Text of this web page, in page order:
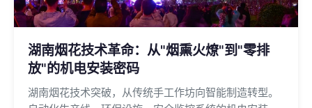
湖南烟花技术革命：从"烟熏火燎"到"零排
放"的机电安装密码
湖南烟花技术突破，从传统手工作坊向智能制造转型。